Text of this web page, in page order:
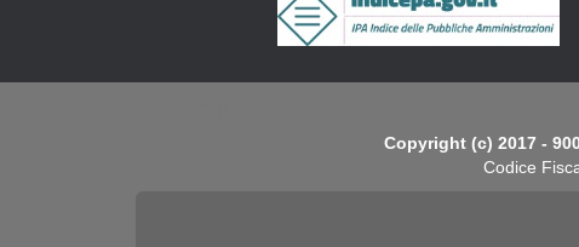
Copyright (c) 2017 -
Codice